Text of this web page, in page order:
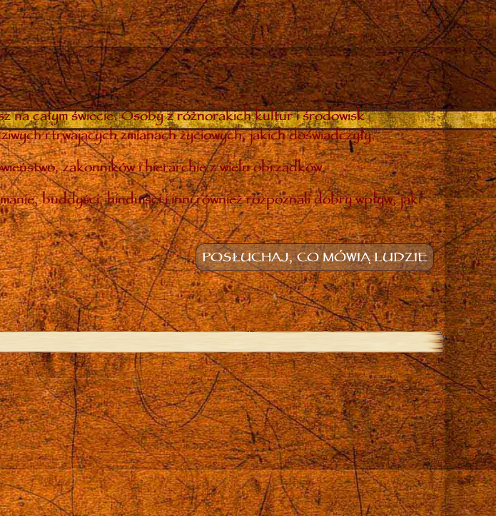
na całym świecie. Osoby z różnorakich kultur i środowisk
i trwających zmianach życiowych, jakich doświadczyły.
zakonników i hierarchię z wielu obrządków.
buddyści, hinduiści i inni również rozpoznali dobry wpływ, jaki
POSŁUCHAJ, CO MÓWIĄ LUDZIE